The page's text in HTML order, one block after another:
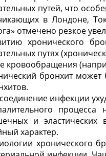
путей, что
в Лондоне,
отмечено резкое
хронического
путях
кровообращения
бронхит может
инфекции
и эластических
характер.
хронического